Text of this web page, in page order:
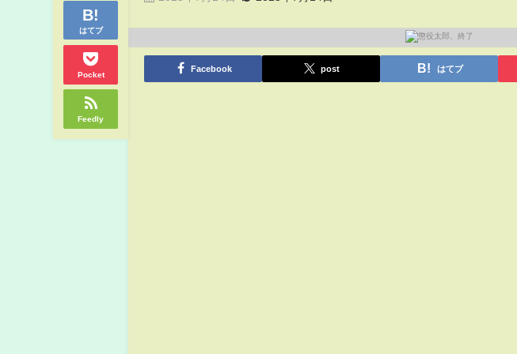
はてブ
Pocket
Feedly
Facebook post はてブ